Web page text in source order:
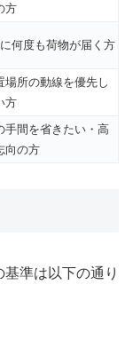
方
何度も荷物が届く方
場所の動線を優先し
方
手間を省きたい・高
向の方
準は以下の通り